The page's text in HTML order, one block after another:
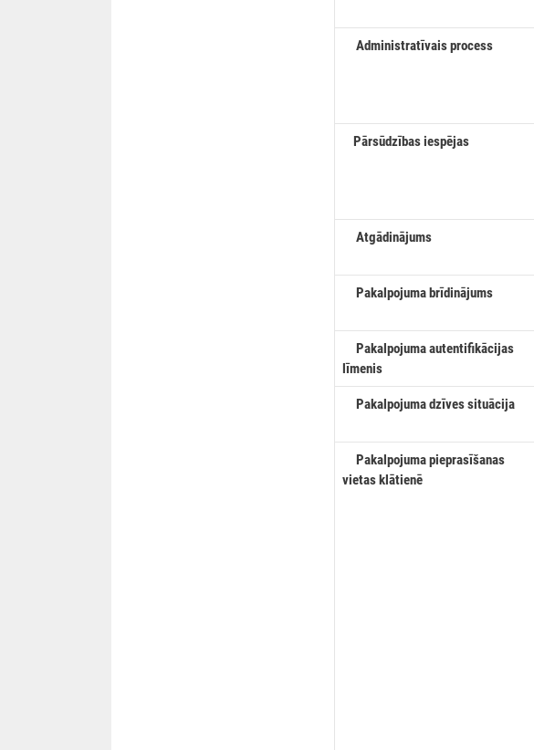
Administratīvais process
Pārsūdzības iespējas
Atgādinājums
Pakalpojuma brīdinājums
Pakalpojuma autentifikācijas
līmenis
Pakalpojuma dzīves situācija
Pakalpojuma pieprasīšanas
vietas klātienē